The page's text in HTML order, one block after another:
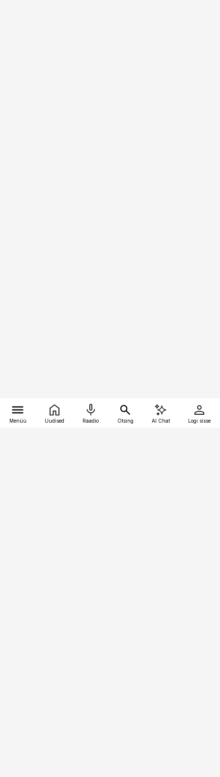
Menüü Uudised Raadio Otsing AI Chat Logi sisse